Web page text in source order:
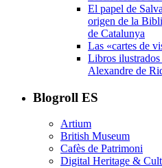
El papel de
origen de la
de Catalunya
Las «cartes de
Libros
Alexandre de
Blogroll ES
Artium
British Museum
Cafès de Patrimoni
Digital Heritage &